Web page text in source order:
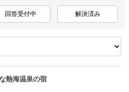
回答受付中 解決済み
熱海温泉の宿